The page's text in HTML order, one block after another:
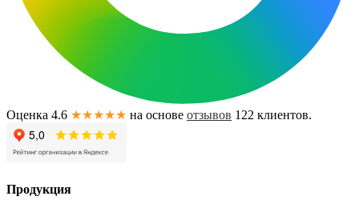
Оценка 4.6 ★★★★★ на основе отзывов 122 клиентов.
Продукция